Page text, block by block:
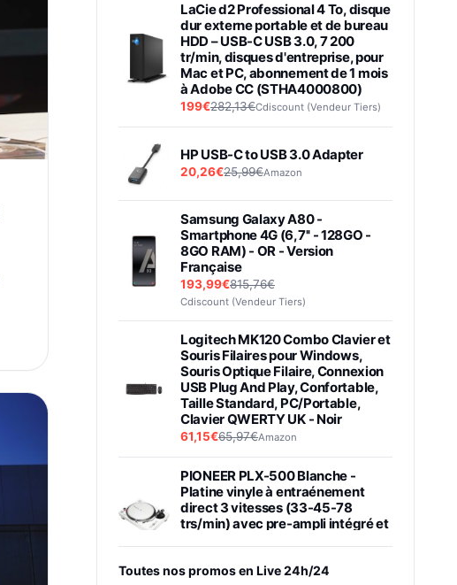
LaCie d2 Professional 4 To, disque
dur externe portable et de bureau
HDD – USB-C USB 3.0, 7 200
tr/min, disques d'entreprise, pour
Mac et PC, abonnement de 1 mois
à Adobe CC (STHA4000800)
199€282,13€Cdiscount (Vendeur Tiers)
HP USB-C to USB 3.0 Adapter
20,26€25,99€Amazon
Samsung Galaxy A80 -
Smartphone 4G (6,7'' - 128GO -
8GO RAM) - OR - Version
Française
193,99€815,76€
Cdiscount (Vendeur Tiers)
Logitech MK120 Combo Clavier et
Souris Filaires pour Windows,
Souris Optique Filaire, Connexion
USB Plug And Play, Confortable,
Taille Standard, PC/Portable,
Clavier QWERTY UK - Noir
61,15€65,97€Amazon
PIONEER PLX-500 Blanche -
Platine vinyle à entraénement
direct 3 vitesses (33-45-78
trs/min) avec pre-ampli intégré et
Toutes nos promos en Live 24h/24